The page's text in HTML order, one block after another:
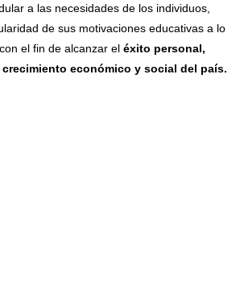
a las necesidades de los individuos,
de sus motivaciones educativas a lo
el fin de alcanzar el éxito personal,
económico y social del país.